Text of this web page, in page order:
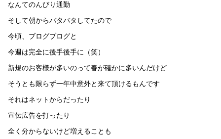
なんてのんびり通勤
そして朝からバタバタしてたので
今頃、ブログブログと
今週は完全に後手後手に（笑）
新規のお客様が多いのって春が確かに多いんだけど
そうとも限らず一年中意外と来て頂けるもんです
それはネットからだったり
宣伝広告を打ったり
全く分からないけど増えることも